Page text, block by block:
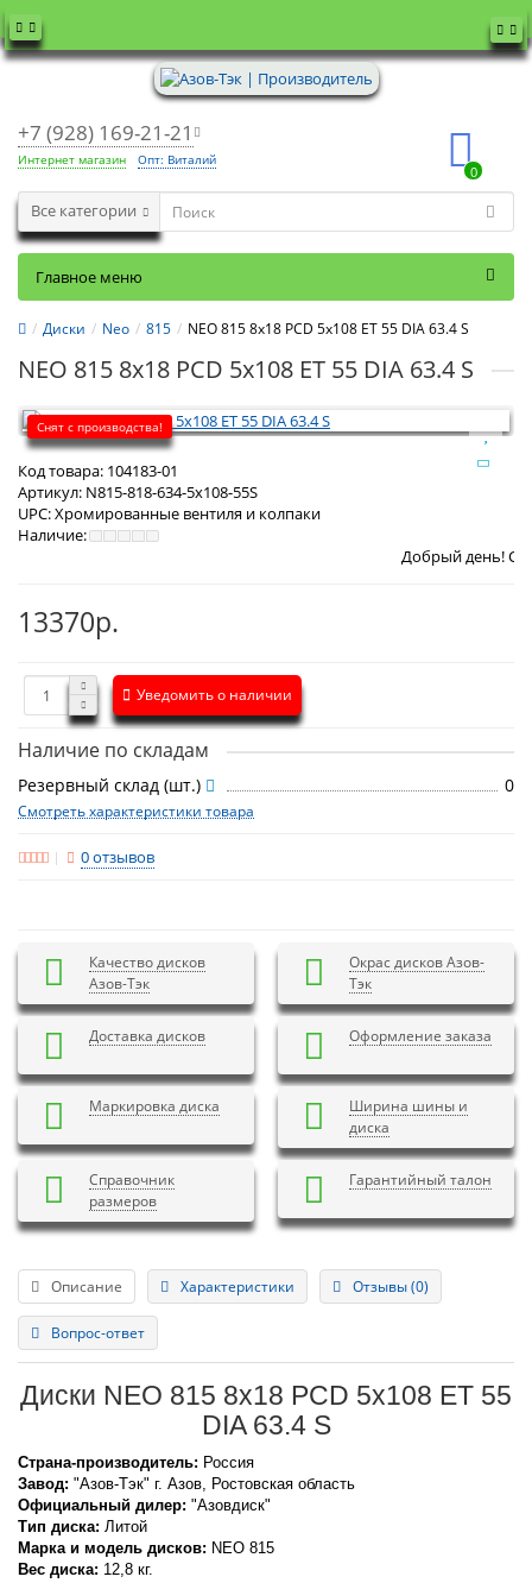
+7 (928) 169-21-21
Интернет магазин Опт: Виталий
0
Все категории
Главное меню
Диски Neo 815 NEO 815 8x18 PCD 5x108 ET 55 DIA 63.4 S
NEO 815 8x18 PCD 5x108 ET 55 DIA 63.4 S
Снят с производства!
Код товара: 104183-01
Артикул: N815-818-634-5x108-55S
UPC:Хромированные вентиля и колпаки
Наличие:
Добрый день! Сегодня
13370р.
Уведомить о наличии
Наличие по складам
Резервный склад (шт.) 0
Смотреть характеристики товара
0 отзывов
Качество дисков
Азов-Тэк
Окрас дисков Азов-
Тэк
Доставка дисков Оформление заказа
Маркировка диска
Ширина шины и
диска
Справочник
размеров
Гарантийный талон
Описание Характеристики Отзывы (0)
Вопрос-ответ
Диски NEO 815 8x18 PCD 5x108 ET 55
DIA 63.4 S
Страна-производитель: Россия
Завод: "Азов-Тэк" г. Азов, Ростовская область
Официальный дилер: "Азовдиск"
Тип диска: Литой
Марка и модель дисков: NEO 815
Вес диска: 12,8 кг.